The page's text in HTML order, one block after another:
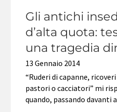
Gli antichi
d’alta quota:
una tragedia
13 Gennaio 2014
“Ruderi di capanne,
pastori o cacciatori” mi
quando, passando davanti